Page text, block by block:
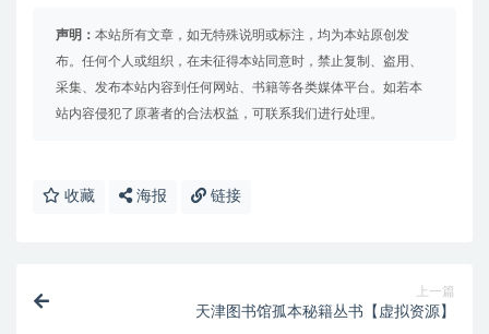
声明： 本站所有文章，如无特殊说明或标注，均为本站原创发
布。任何个人或组织，在未征得本站同意时，禁止复制、盗用、
采集、发布本站内容到任何网站、书籍等各类媒体平台。如若本
站内容侵犯了原著者的合法权益，可联系我们进行处理。
收藏 海报 链接
上一篇
天津图书馆孤本秘籍丛书【虚拟资源】